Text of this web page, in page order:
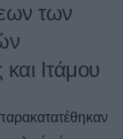
των
Ιτάμου